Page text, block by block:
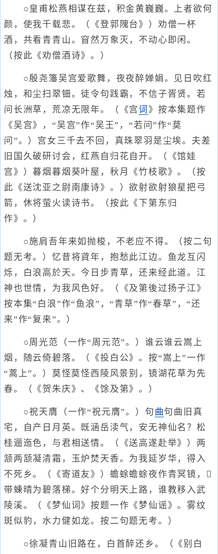
○皇甫松燕相谋在兹，积金黄巍巍。上者欲何
颜，使我千载悲。（《登郭隗台》）劝僧一杯
酒，共看青青山。窅然万象灭，不动心即闲。
（按此《劝僧酒诗》。）
○殷尧籓吴宫爱歌舞，夜夜醉婵娟。见日吹红
烛，和尘扫翠钿。徒令句践霸，不信子胥贤。若
问长洲草，荒凉无限年。（《宫词 》按本集题作
《吴宫》，“吴宫”作“吴王”，“若问”作“莫
问”。）宫女三千去不回，真珠翠羽是尘埃。夫差
旧国久破研讨会，红燕自归花自开。（《馆娃
宫》）暮烟暮烟葵叶屋，秋月《竹枝歌》。（按
此《送沈亚之尉南康诗》。）欲射欲射狼星把弓
箭，休将萤火读诗书。（按此《下第东归
作》。）
○施肩吾年来如抛梭，不老应不得。（按二句
题无考。）忆昔将貣年，抱愁此江边。鱼龙互闪
烁，白浪高於天。今日步青草，还来经此道。江
神也世情，为我风色好。（《及第後过扬子江》
按本集“白浪”作“鱼浪”，“青草”作“春草”，“还
来”作“复来”。）
○周光范（一作“周元范”。）谁云谁云嵩上
烟，随云倚碧落。（《投白公》。按“嵩上”一作
“蒿上”。）莫怪莫怪西陵风景别，镜湖花草为先
春。（《贺朱庆》、《馀及第》。）
○祝天膺（一作“祝元膺”。）句 曲句曲旧真
宅，自产日月英。既涵岳渎气，安无神仙名？松
桂逦迤色，与君相送情。（《送高遂赴举》）两
颔两颔凝清霜，玉炉焚天香。为我延岁华，得入
不死乡。（《寄道友》）蟾蜍蟾蜍夜作青冥镜，
带蝀晴为碧落梯。好个分明天上路，谁教移入武
陵溪。（《梦仙词》按题一作《梦仙谣》。雾纹
斑似豹，水力健如龙。按二句题无考。）
○徐凝青山旧路在，白首醉还乡。（《别白